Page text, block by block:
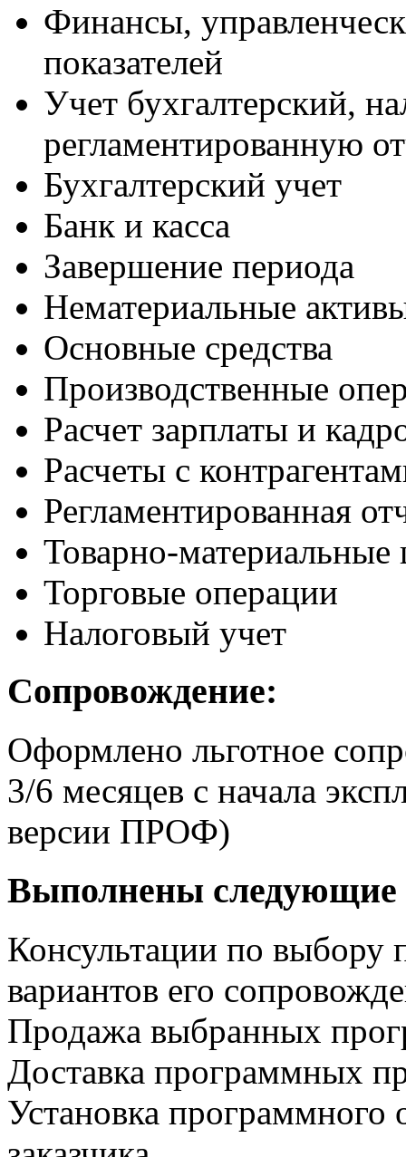
Финансы,
показателей
Учет бухгалтерский,
регламентированную
Бухгалтерский учет
Банк и касса
Завершение периода
Нематериальные
Основные средства
Производственные
Расчет зарплаты и
Расчеты с
Регламентированная
Товарно-материальные
Торговые операции
Налоговый учет
Сопровождение:
Оформлено льготное
3/6 месяцев с начала
версии ПРОФ)
Выполнены следующие
Консультации по выбору
вариантов его
Продажа выбранных
Доставка программных
Установка